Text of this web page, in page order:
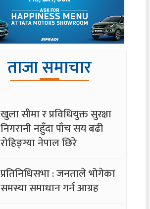
ताजा समाचार
खुला सीमा र प्रविधियुक्त सुरक्षा
निगरानी नहुँदा पाँच सय बढी
रोहिङ्ग्या नेपाल छिरे
प्रतिनिधिसभा : जनताले भोगेका
समस्या समाधान गर्न आग्रह